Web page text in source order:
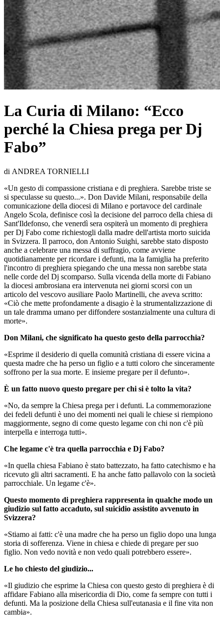
La Curia di Milano: “Ecco
perché la Chiesa prega per Dj
Fabo”
di ANDREA TORNIELLI
«Un gesto di compassione cristiana e di preghiera. Sarebbe triste se
si speculasse su questo...». Don Davide Milani, responsabile della
comunicazione della diocesi di Milano e portavoce del cardinale
Angelo Scola, definisce così la decisione del parroco della chiesa di
Sant'Ildefonso, che venerdì sera ospiterà un momento di preghiera
per Dj Fabo come richiestogli dalla madre dell'artista morto suicida
in Svizzera. Il parroco, don Antonio Suighi, sarebbe stato disposto
anche a celebrare una messa di suffragio, come avviene
quotidianamente per ricordare i defunti, ma la famiglia ha preferito
l'incontro di preghiera spiegando che una messa non sarebbe stata
nelle corde del Dj scomparso. Sulla vicenda della morte di Fabiano
la diocesi ambrosiana era intervenuta nei giorni scorsi con un
articolo del vescovo ausiliare Paolo Martinelli, che aveva scritto:
«Ciò che mette profondamente a disagio è la strumentalizzazione di
un tale dramma umano per diffondere sostanzialmente una cultura di
morte».
Don Milani, che significato ha questo gesto della parrocchia?
«Esprime il desiderio di quella comunità cristiana di essere vicina a
questa madre che ha perso un figlio e a tutti coloro che sinceramente
soffrono per la sua morte. E insieme pregare per il defunto».
È un fatto nuovo questo pregare per chi si è tolto la vita?
«No, da sempre la Chiesa prega per i defunti. La commemorazione
dei fedeli defunti è uno dei momenti nei quali le chiese si riempiono
maggiormente, segno di come questo legame con chi non c'è più
interpella e interroga tutti».
Che legame c'è tra quella parrocchia e Dj Fabo?
«In quella chiesa Fabiano è stato battezzato, ha fatto catechismo e ha
ricevuto gli altri sacramenti. E ha anche fatto pallavolo con la società
parrocchiale. Un legame c'è».
Questo momento di preghiera rappresenta in qualche modo un
giudizio sul fatto accaduto, sul suicidio assistito avvenuto in
Svizzera?
«Stiamo ai fatti: c'è una madre che ha perso un figlio dopo una lunga
storia di sofferenza. Viene in chiesa e chiede di pregare per suo
figlio. Non vedo novità e non vedo quali potrebbero essere».
Le ho chiesto del giudizio...
«Il giudizio che esprime la Chiesa con questo gesto di preghiera è di
affidare Fabiano alla misericordia di Dio, come fa sempre con tutti i
defunti. Ma la posizione della Chiesa sull'eutanasia e il fine vita non
cambia».